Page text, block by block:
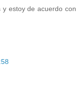
estoy de acuerdo con